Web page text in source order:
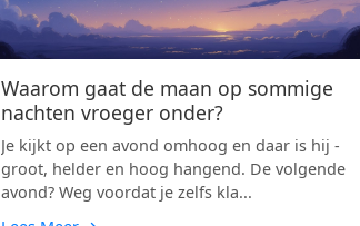
Waarom gaat de maan op sommige
nachten vroeger onder?
Je kijkt op een avond omhoog en daar is hij -
groot, helder en hoog hangend. De volgende
avond? Weg voordat je zelfs kla...